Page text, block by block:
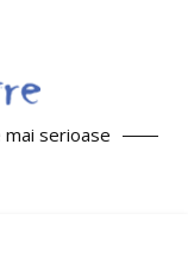
mai serioase